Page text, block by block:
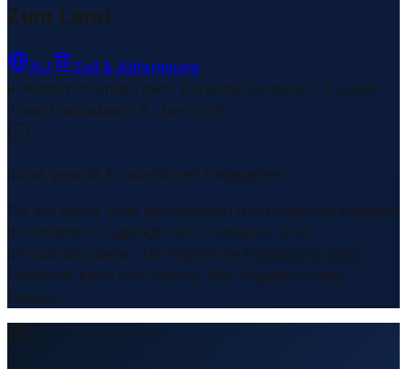
Zum Land
AU
Zoll & Abfertigung
Weiterführende Links1 Bereiche/Sections • 8 Links▾
Zuletzt aktualisiert: 8. Juni 2026
Inhalt geprüft & redaktionell freigegeben
Die auf dieser Seite dargestellten Informationen basieren
auf öffentlich zugänglichen Transport- und
Infrastrukturdaten. Die logistische Bedeutung eines
Standorts kann sich ändern. Alle Angaben ohne
Gewähr.